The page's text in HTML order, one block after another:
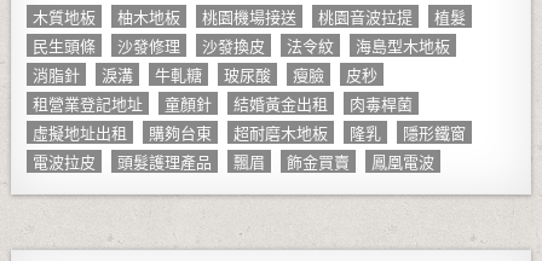
木質地板
柚木地板 桃園機場接送 桃園音波拉提
植髮
民生頭條
沙發修理 沙發換皮 法令紋
海島型木地板
消脂針
淚溝 牛軋糖 玻尿酸 瘦臉
皮秒
租營業登記地址
童顏針 結婚黃金出租
肉毒桿菌
虛擬地址出租
購夠台東 超耐磨木地板 隆乳
隱形鐵窗
電波拉皮
頭髮護理產品 飄眉 飾金買賣 鳳凰電波